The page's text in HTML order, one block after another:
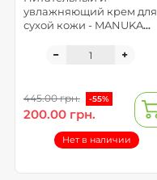
увлажняющий крем для
сухой кожи - MANUKA
упаковка)
445.00 грн. -55%
200.00 грн.
Нет в наличии